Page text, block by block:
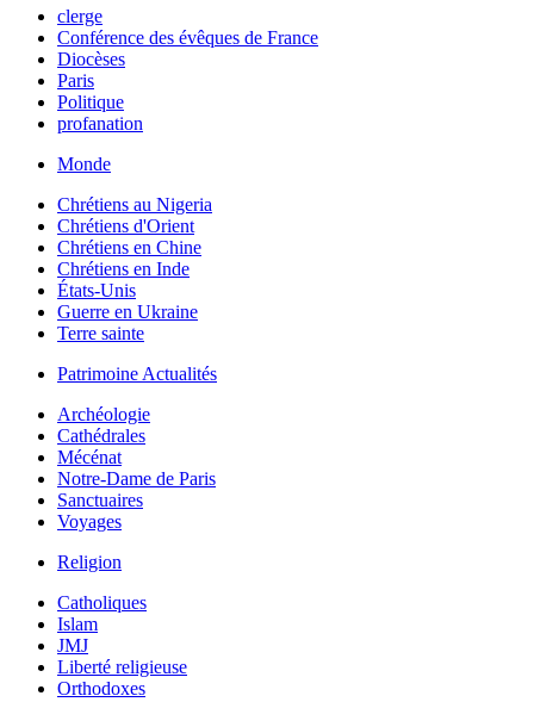
clerge
Conférence des évêques de France
Diocèses
Paris
Politique
profanation
Monde
Chrétiens au Nigeria
Chrétiens d'Orient
Chrétiens en Chine
Chrétiens en Inde
États-Unis
Guerre en Ukraine
Terre sainte
Patrimoine Actualités
Archéologie
Cathédrales
Mécénat
Notre-Dame de Paris
Sanctuaires
Voyages
Religion
Catholiques
Islam
JMJ
Liberté religieuse
Orthodoxes